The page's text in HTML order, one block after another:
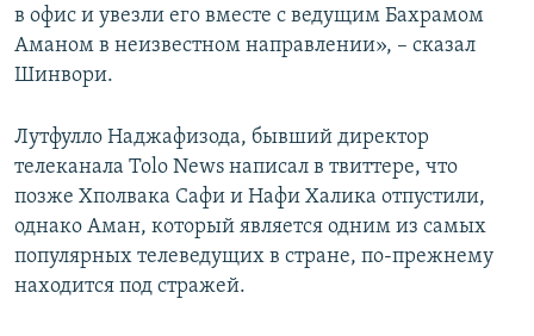
в офис и увезли его вместе с ведущим Бахрамом
Аманом в неизвестном направлении», – сказал
Шинвори.
Лутфулло Наджафизода, бывший директор
телеканала Tolo News написал в твиттере, что
позже Хполвака Сафи и Нафи Халика отпустили,
однако Аман, который является одним из самых
популярных телеведущих в стране, по-прежнему
находится под стражей.